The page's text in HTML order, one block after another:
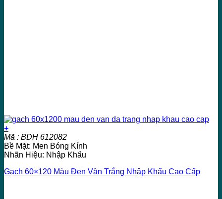
+
Mã : BDH 612082
Bề Mặt: Men Bóng Kính
Nhãn Hiệu: Nhập Khẩu
Gạch 60×120 Màu Đen Vân Trắng Nhập Khẩu Cao Cấp